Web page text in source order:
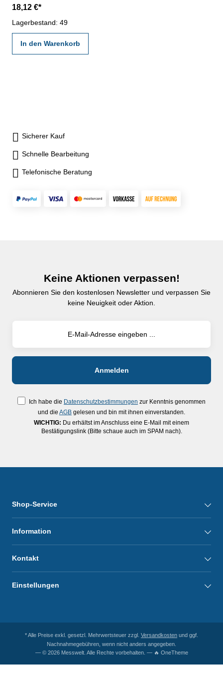
18,12 €*
Lagerbestand: 49
In den Warenkorb
Sicherer Kauf
Schnelle Bearbeitung
Telefonische Beratung
Keine Aktionen verpassen!
Abonnieren Sie den kostenlosen Newsletter und verpassen Sie
keine Neuigkeit oder Aktion.
Ich habe die Datenschutzbestimmungen zur Kenntnis genommen
und die AGB gelesen und bin mit ihnen einverstanden.
WICHTIG: Du erhältst im Anschluss eine E-Mail mit einem
Bestätigungslink (Bitte schaue auch im SPAM nach).
Shop-Service
Information
Kontakt
Einstellungen
* Alle Preise exkl. gesetzl. Mehrwertsteuer zzgl. Versandkosten und ggf.
Nachnahmegebühren, wenn nicht anders angegeben.
— © 2026 Messwelt. Alle Rechte vorbehalten. — 🔥 OneTheme